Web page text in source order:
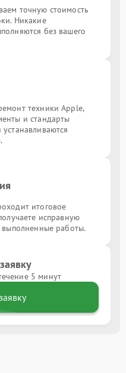
точную стоимость
Никакие
без вашего
техники Apple,
и стандарты
итоговое
исправную
выполненные работы.
5 минут